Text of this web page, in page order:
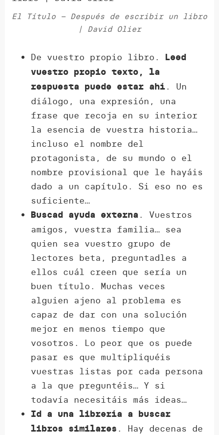
El Título – Después de escribir un libro
| David Olier
De vuestro propio libro. Leed
vuestro propio texto, la
respuesta puede estar ahí. Un
diálogo, una expresión, una
frase que recoja en su interior
la esencia de vuestra historia…
incluso el nombre del
protagonista, de su mundo o el
nombre provisional que le hayáis
dado a un capítulo. Si eso no es
suficiente…
Buscad ayuda externa . Vuestros
amigos, vuestra familia… sea
quien sea vuestro grupo de
lectores beta, preguntadles a
ellos cuál creen que sería un
buen título. Muchas veces
alguien ajeno al problema es
capaz de dar con una solución
mejor en menos tiempo que
vosotros. Lo peor que os puede
pasar es que multipliquéis
vuestras listas por cada persona
a la que preguntéis… Y si
todavía necesitáis más ideas…
Id a una librería a buscar
libros similares . Hay decenas de